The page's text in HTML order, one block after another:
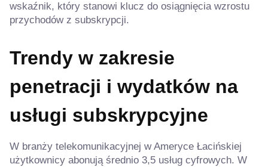
wskaźnik, który stanowi klucz do osiągnięcia wzrostu
przychodów z subskrypcji.
Trendy w zakresie
penetracji i wydatków na
usługi subskrypcyjne
W branży telekomunikacyjnej w Ameryce Łacińskiej
użytkownicy abonują średnio 3,5 usług cyfrowych. W